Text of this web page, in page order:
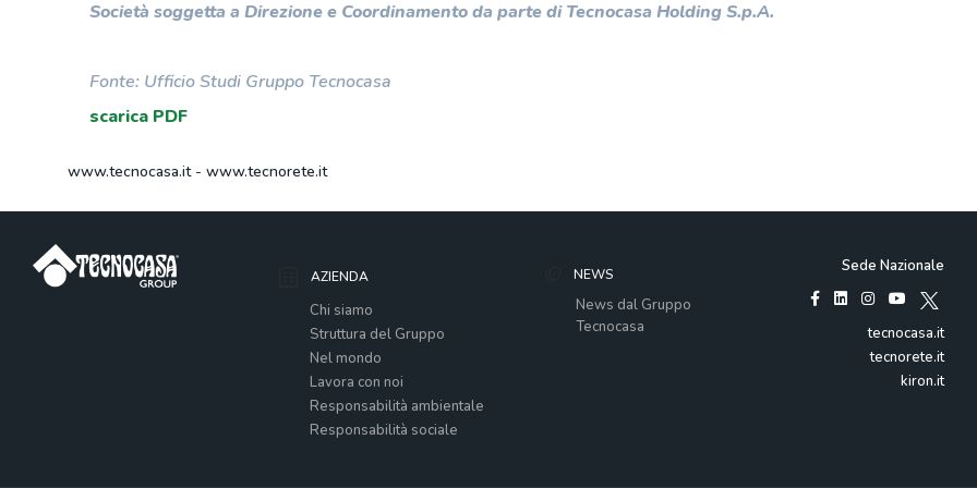
Società soggetta a Direzione e Coordinamento da parte di Tecnocasa Holding S.p.A.
Fonte: Ufficio Studi Gruppo Tecnocasa
scarica PDF
www.tecnocasa.it- www.tecnorete.it
AZIENDA
Chi siamo
Struttura del Gruppo
Nel mondo
Lavora con noi
Responsabilità ambientale
Responsabilità sociale
NEWS
News dal Gruppo
Tecnocasa
Sede Nazionale
tecnocasa.it
tecnorete.it
kiron.it